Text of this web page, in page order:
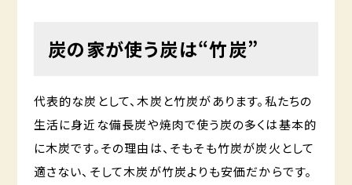
炭の家が使う炭は“竹炭”
代表的な炭として、木炭と竹炭があります。私たちの
生活に身近な備長炭や焼肉で使う炭の多くは基本的
に木炭です。その理由は、そもそも竹炭が炭火として
適さない、そして木炭が竹炭よりも安価だからです。